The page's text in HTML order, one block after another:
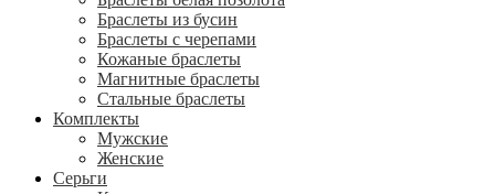
Браслеты из бусин
Браслеты с черепами
Кожаные браслеты
Магнитные браслеты
Стальные браслеты
Комплекты
Мужские
Женские
Серьги